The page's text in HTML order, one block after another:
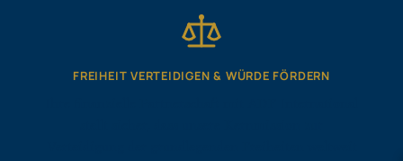
FREIHEIT VERTEIDIGEN & WÜRDE FÖRDERN